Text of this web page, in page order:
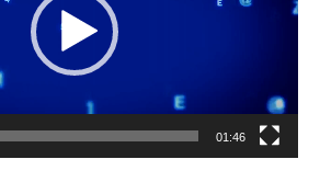
01:46